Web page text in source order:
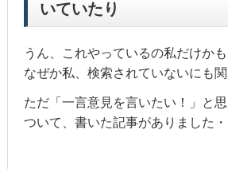
いていたり
うん、これやっているの私だけか
なぜか私、検索されていないにも
ただ「一言意見を言いたい！」と
ついて、書いた記事がありました・